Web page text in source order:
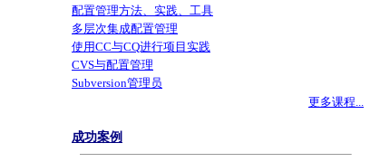
配置管理方法、实践、工具
多层次集成配置管理
使用CC与CQ进行项目实践
CVS与配置管理
Subversion管理员
更多课程...
成功案例